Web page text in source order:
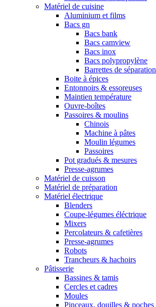
Matériel de cuisine
Aluminium et films
Bacs gn
Bacs bank
Bacs camview
Bacs inox
Bacs polypropylène
Barrettes de séparation
Boite à épices
Entonnoirs & essoreuses
Maintien température
Ouvre-boîtes
Passoires & moulins
Chinois
Machine à pâtes
Moulin légumes
Passoires
Pot gradués & mesures
Presse-agrumes
Matériel de cuisson
Matériel de préparation
Matériel électrique
Blenders
Coupe-légumes éléctrique
Mixers
Percolateurs & cafetières
Presse-agrumes
Robots
Trancheurs & hachoirs
Pâtisserie
Bassines & tamis
Cercles et cadres
Moules
Pinceaux, douilles & poches